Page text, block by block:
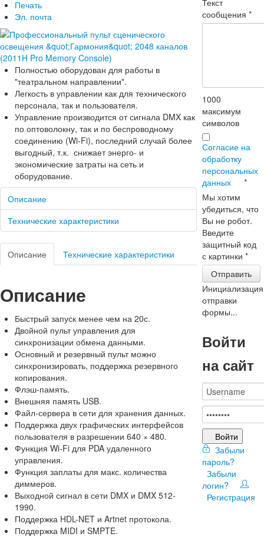
Печать
Эл. почта
Полностью оборудован для работы в
"театральном направлении".
Легкость в управлении как для технического
персонала, так и пользователя.
Управление производится от сигнала DMX как
по оптоволокну, так и по беспроводному
соединению (Wi-Fi), последний случай более
выгодный, т.к. снижает энерго- и
экономические затраты на сеть и
оборудование.
Описание
Технические характеристики
Описание Технические характеристики
Описание
Быстрый запуск менее чем на 20с.
Двойной пульт управления для
синхронизации обмена данными.
Основный и резервный пульт можно
синхронизировать, поддержка резервного
копирования.
Флэш-память.
Внешняя память USB.
Файл-сервера в сети для хранения данных.
Поддержка двух графических интерфейсов
пользователя в разрешении 640 × 480.
Функция Wi-Fi для PDA удаленного
управления.
Функция заплаты для макс. количества
диммеров.
Выходной сигнал в сети DMX и DMX 512-
1990.
Поддержка HDL-NET и Artnet протокола.
Поддержка MIDI и SMPTE.
Текст
сообщения*
1000
максимум
символов
Согласие на
обработку
персональных
данных
*
Мы хотим
убедиться, что
Вы не робот.
Введите
защитный код
с картинки*
Отправить
Инициализация
отправки
формы...
Войти
на сайт
Войти
Забыли
пароль?
Забыли
логин?
Регистрация